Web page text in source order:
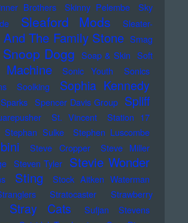
Brothers Skinny Pelembe
Sky
Sleaford Mods
Sleater-
And The Family Stone Smag
Snoop Dogg Soap & Skin Soft
Sonic Youth
Sonics
Soolking Sophia Kennedy
Sparks Spencer Davis Group Spliff
St. Vincent
Station 17
Stephan Sulke Stephen Luscombe
Steve Cropper
Steve Miller
Steven Tyler Stevie Wonder
Sting
Stock Aitken Waterman
Stratocaster
Strawberry
Stray Cats
Sufjan Stevens